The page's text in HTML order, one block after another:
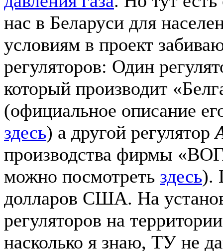
нас в Беларуси для
условиям в проект
регуляторов: Один
который производит
(официальное описание
здесь) а другой регулятор
производства фирмы
можно посмотреть здесь).
долларов США. На
регуляторов на
насколько я знаю, ТУ не